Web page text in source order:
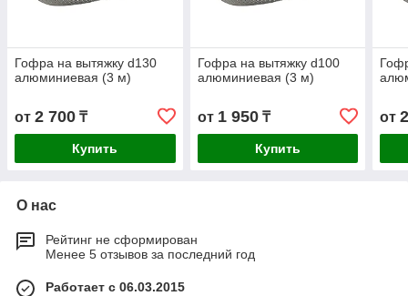
Гофра на вытяжку d130
алюминиевая (3 м)
от 2 700 ₸
Купить
Гофра на вытяжку d100
алюминиевая (3 м)
от 1 950₸
Купить
от
О нас
Рейтинг не сформирован
Менее 5 отзывов за последний год
Работает с 06.03.2015